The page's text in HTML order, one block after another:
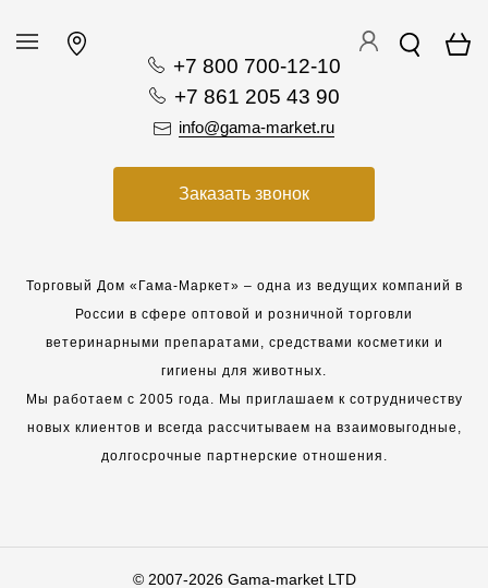
+7 800 700-12-10
+7 861 205 43 90
info@gama-market.ru
Заказать звонок
Торговый Дом «Гама-Маркет» – одна из ведущих компаний в
России в сфере оптовой и розничной торговли
ветеринарными препаратами, средствами косметики и
гигиены для животных.
Мы работаем с 2005 года. Мы приглашаем к сотрудничеству
новых клиентов и всегда рассчитываем на взаимовыгодные,
долгосрочные партнерские отношения.
© 2007-2026 Gama-market LTD